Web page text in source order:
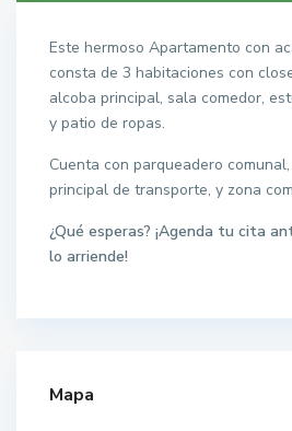
Este hermoso Apartamento con
consta de 3 habitaciones con
alcoba principal, sala comedor,
y patio de ropas.
Cuenta con parqueadero
principal de transporte, y zona
¿Qué esperas? ¡Agenda tu cita
lo arriende!
Mapa